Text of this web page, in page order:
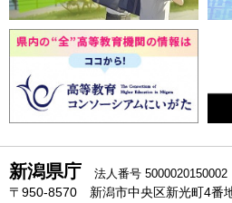
新潟県庁 法人番号 5000020150002
〒950-8570 新潟市中央区新光町4番